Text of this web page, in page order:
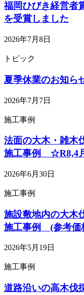
福岡ひびき経営者
を受賞しました
2026年7月8日
トピック
夏季休業のお知ら
2026年7月7日
施工事例
法面の大木・雑木
施工事例 ☆R8,4
2026年6月30日
施工事例
施設敷地内の大木
施工事例 (参考価
2026年5月19日
施工事例
道路沿いの高木伐